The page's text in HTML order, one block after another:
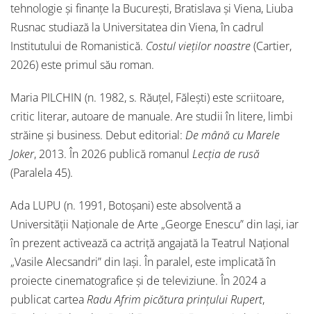
tehnologie și finanțe la București, Bratislava și Viena, Liuba
Rusnac studiază la Universitatea din Viena, în cadrul
Institutului de Romanistică. Costul vieților noastre(Cartier,
2026) este primul său roman.
Maria PILCHIN (n. 1982, s. Răuţel, Făleşti) este scriitoare,
critic literar, autoare de manuale. Are studii în litere, limbi
străine și business. Debut editorial: De mână cu Marele
Joker, 2013. În 2026 publică romanul Lecția de rusă
(Paralela 45).
Ada LUPU (n. 1991, Botoșani) este absolventă a
Universității Naționale de Arte „George Enescu” din Iași, iar
în prezent activează ca actriță angajată la Teatrul Național
„Vasile Alecsandri” din Iași. În paralel, este implicată în
proiecte cinematografice și de televiziune. În 2024 a
publicat carteaRadu Afrim picătura prințului Rupert,